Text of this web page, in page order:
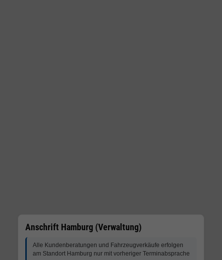
Anschrift Hamburg (Verwaltung)
Alle Kundenberatungen und Fahrzeugverkäufe erfolgen
am Standort Hamburg nur mit vorheriger Terminabsprache